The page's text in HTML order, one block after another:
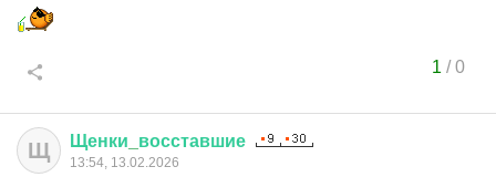
1 /0
Щ Щенки восставшие
13:54, 13.02.2026